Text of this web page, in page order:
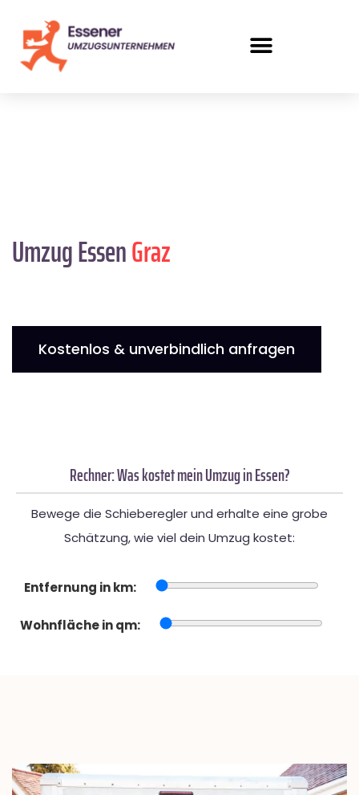
Umzug EssenGraz
Kostenlos & unverbindlich anfragen
Rechner: Was kostet mein Umzug in Essen?
Bewege die Schieberegler und erhalte eine grobe
Schätzung, wie viel dein Umzug kostet:
Entfernung in km:
Wohnfläche in qm: